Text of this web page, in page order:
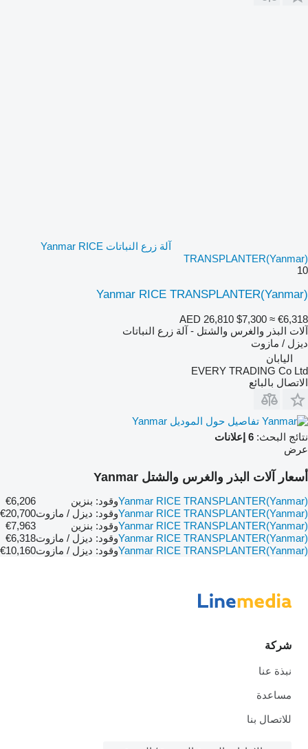
آلة زرع النباتات Yanmar RICE
TRANSPLANTER(Yanmar)
10
Yanmar RICE TRANSPLANTER(Yanmar)
AED 26,810 $7,300 ≈ €6,318
آلات البذر والغرس والشتل - آلة زرع النباتات
ديزل / مازوت
اليابان
EVERY TRADING Co Ltd
الاتصال بالبائع
تفاصيل حول الموديل Yanmar
نتائج البحث: 6 إعلانات
عرض
أسعار آلات البذر والغرس والشتل Yanmar
Yanmar RICE TRANSPLANTER(Yanmar)وقود: بنزين
€6,206
Yanmar RICE TRANSPLANTER(Yanmar)وقود: ديزل / مازوت€20,700
Yanmar RICE TRANSPLANTER(Yanmar)وقود: بنزين
€7,963
Yanmar RICE TRANSPLANTER(Yanmar)وقود: ديزل / مازوت€6,318
Yanmar RICE TRANSPLANTER(Yanmar)وقود: ديزل / مازوت€10,160
شركة
نبذة عنا
مساعدة
للاتصال بنا